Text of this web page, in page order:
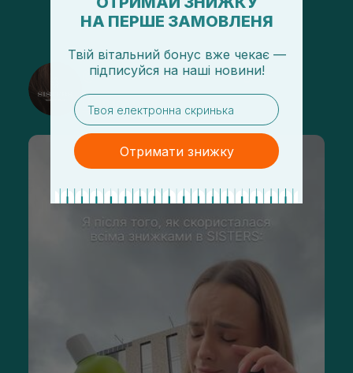
@sisters_stelmakh в Instagram
Підписатися
НА ПЕРШЕ ЗАМОВЛЕНЯ
Твій вітальний бонус вже чекає —
підписуйся на наші новини!
email
Отримати знижку